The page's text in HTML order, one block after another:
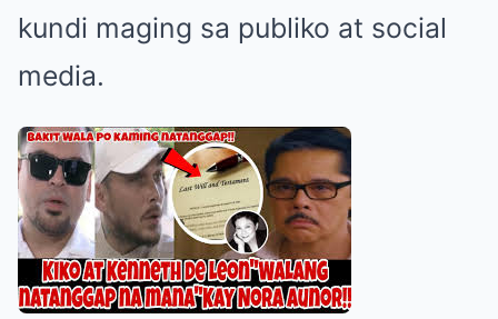
kundi maging sa publiko at social
media.